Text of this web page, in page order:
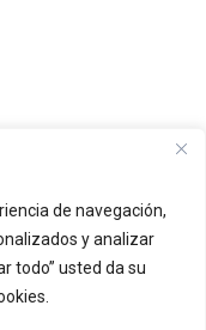
de navegación,
y analizar
todo” usted da su
Portal de